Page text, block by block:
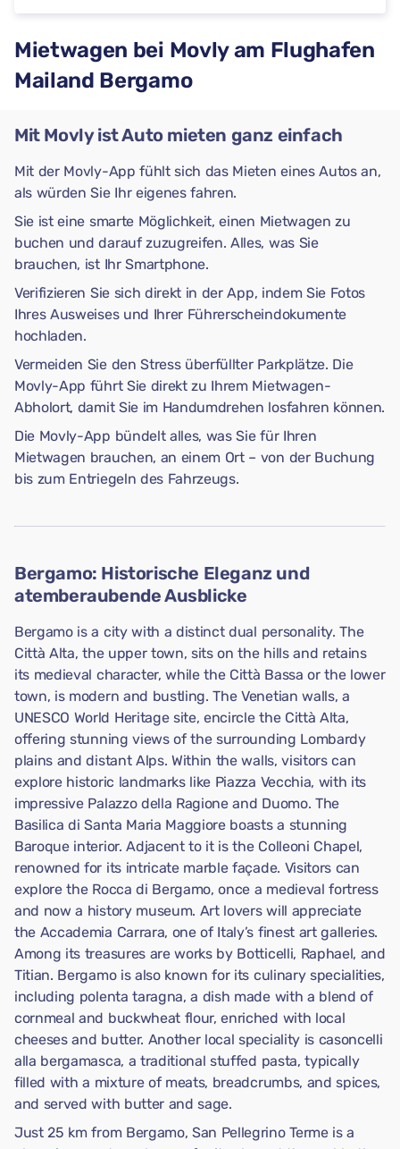
Mietwagen bei Movly am Flughafen
Mailand Bergamo
Mit Movly ist Auto mieten ganz einfach
Mit der Movly-App fühlt sich das Mieten eines Autos an,
als würden Sie Ihr eigenes fahren.
Sie ist eine smarte Möglichkeit, einen Mietwagen zu
buchen und darauf zuzugreifen. Alles, was Sie
brauchen, ist Ihr Smartphone.
Verifizieren Sie sich direkt in der App, indem Sie Fotos
Ihres Ausweises und Ihrer Führerscheindokumente
hochladen.
Vermeiden Sie den Stress überfüllter Parkplätze. Die
Movly-App führt Sie direkt zu Ihrem Mietwagen-
Abholort, damit Sie im Handumdrehen losfahren können.
Die Movly-App bündelt alles, was Sie für Ihren
Mietwagen brauchen, an einem Ort – von der Buchung
bis zum Entriegeln des Fahrzeugs.
Bergamo: Historische Eleganz und
atemberaubende Ausblicke
Bergamo is a city with a distinct dual personality. The
Città Alta, the upper town, sits on the hills and retains
its medieval character, while the Città Bassa or the lower
town, is modern and bustling. The Venetian walls, a
UNESCO World Heritage site, encircle the Città Alta,
offering stunning views of the surrounding Lombardy
plains and distant Alps. Within the walls, visitors can
explore historic landmarks like Piazza Vecchia, with its
impressive Palazzo della Ragione and Duomo. The
Basilica di Santa Maria Maggiore boasts a stunning
Baroque interior. Adjacent to it is the Colleoni Chapel,
renowned for its intricate marble façade. Visitors can
explore the Rocca di Bergamo, once a medieval fortress
and now a history museum. Art lovers will appreciate
the Accademia Carrara, one of Italy’s finest art galleries.
Among its treasures are works by Botticelli, Raphael, and
Titian. Bergamo is also known for its culinary specialities,
including polenta taragna, a dish made with a blend of
cornmeal and buckwheat flour, enriched with local
cheeses and butter. Another local speciality is casoncelli
alla bergamasca, a traditional stuffed pasta, typically
filled with a mixture of meats, breadcrumbs, and spices,
and served with butter and sage.
Just 25 km from Bergamo, San Pellegrino Terme is a